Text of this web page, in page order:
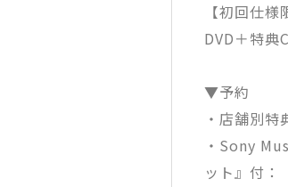
【初回仕
DVD＋特典
▼予約
・店舗別特
・Sony
ット』付：